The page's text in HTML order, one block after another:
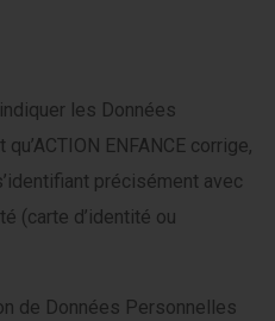
les Données
ENFANCE corrige,
précisément avec
(carte d’identité ou
de Données Personnelles